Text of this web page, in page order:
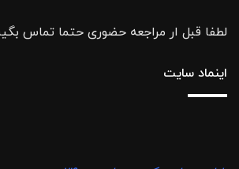
لطفا قبل ار مراجعه حضوری حتما تماس
اینماد سایت